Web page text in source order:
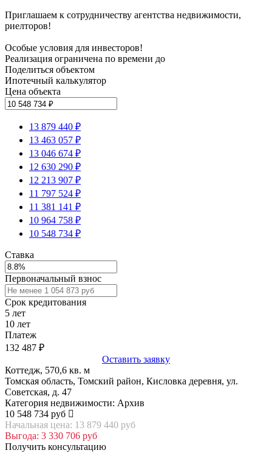
Приглашаем к сотрудничеству агентства недвижимости,
риелторов!
Особые условия для инвесторов!
Реализация ограничена по времени до
Поделиться объектом
Ипотечный калькулятор
Цена объекта
13 879 440 ₽
13 463 057 ₽
13 046 674 ₽
12 630 290 ₽
12 213 907 ₽
11 797 524 ₽
11 381 141 ₽
10 964 758 ₽
10 548 734 ₽
Ставка
Первоначальный взнос
Срок кредитования
5 лет
10 лет
Платеж
132 487 ₽
Оставить заявку
Коттедж, 570,6 кв. м
Томская область, Томский район, Кисловка деревня, ул.
Советская, д. 47
Категория недвижимости: Архив
10 548 734 руб
Начальная цена: 13 879 440 руб
Выгода: 3 330 706 руб
Получить консультацию